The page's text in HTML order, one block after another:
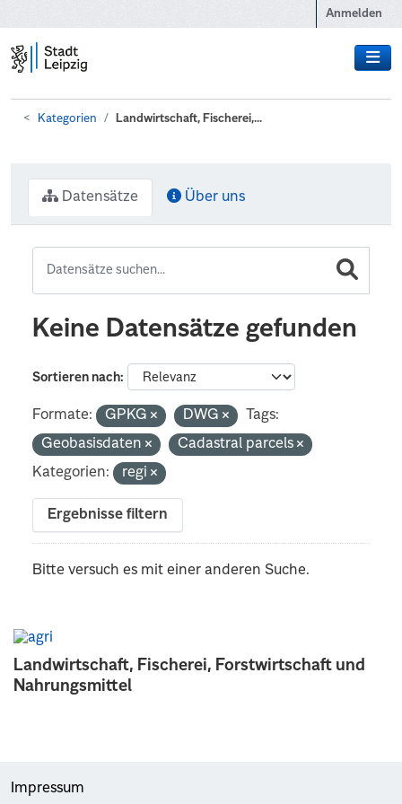
Anmelden
Kategorien Landwirtschaft, Fischerei,...
Landwirtschaft, Fischerei, Forstwirtschaft und
Nahrungsmittel
Datensätze Über uns
Keine Datensätze gefunden
Sortieren nach
Formate: GPKG DWG
Tags:
Geobasisdaten
Cadastral parcels
Kategorien:
regi
Ergebnisse filtern
Bitte versuch es mit einer anderen Suche.
Impressum